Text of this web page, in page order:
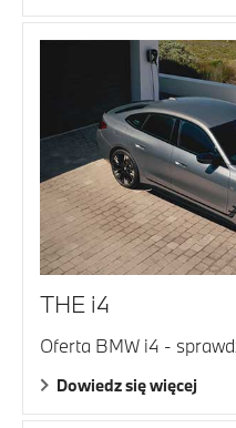
THE i4
Oferta BMW i4 -
Dowiedz się więcej